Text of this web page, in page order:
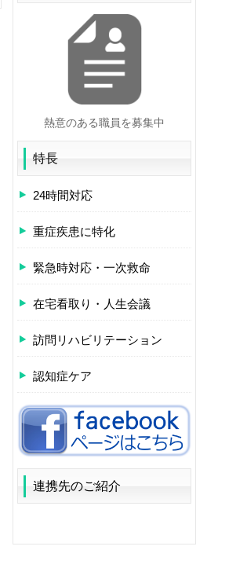
熱意のある職員を募集中
特長
24時間対応
重症疾患に特化
緊急時対応・一次救命
在宅看取り・人生会議
訪問リハビリテーション
認知症ケア
連携先のご紹介